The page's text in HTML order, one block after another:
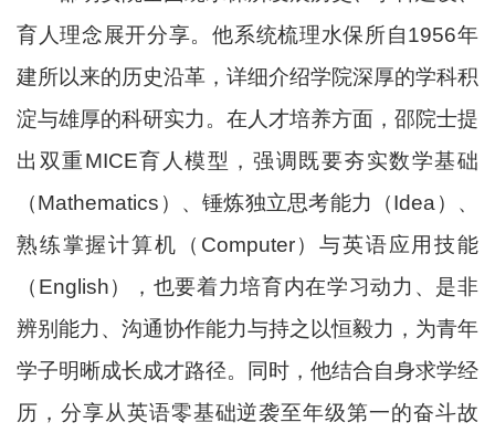
育人理念展开分享。他系统梳理水保所自1956年
建所以来的历史沿革，详细介绍学院深厚的学科积
淀与雄厚的科研实力。在人才培养方面，邵院士提
出双重MICE育人模型，强调既要夯实数学基础
（Mathematics ）、锤炼独立思考能力（Idea）、
熟练掌握计算机（ Computer）与英语应用技能
（ English），也要着力培育内在学习动力、是非
辨别能力、沟通协作能力与持之以恒毅力，为青年
学子明晰成长成才路径。同时，他结合自身求学经
历，分享从英语零基础逆袭至年级第一的奋斗故